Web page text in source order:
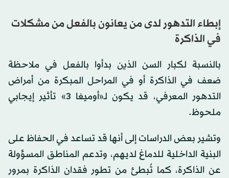
إبطاء التدهور لدى من يعانون بالفعل من مشكلات
في الذاكرة
بالنسبة لكبار السن الذين بدأوا بالفعل في ملاحظة
ضعف في الذاكرة أو في المراحل المبكرة من أمراض
التدهور المعرفي، قد يكون لـ«أوميغا 3» تأثير إيجابي
ملحوظ.
وتشير بعض الدراسات إلى أنها قد تساعد في الحفاظ على
البنية الداخلية للدماغ لديهم، وتدعم المناطق المسؤولة
عن الذاكرة، كما تُبطئ من تطور فقدان الذاكرة بمرور